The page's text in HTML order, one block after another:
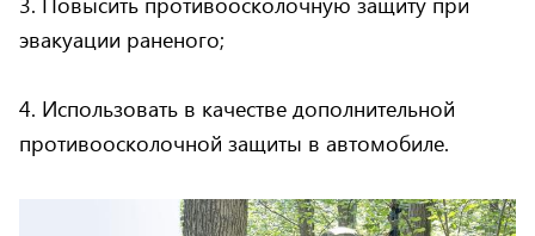
эвакуации раненого;
4. Использовать в качестве дополнительной
противоосколочной защиты в автомобиле.